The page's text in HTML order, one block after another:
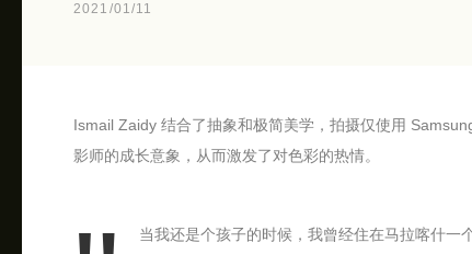
2021/01/11
Ismail Zaidy 结合了抽象和极简美学，拍摄仅使用
影师的成长意象，从而激发了对色彩的热情。
当我还是个孩子的时候，我曾经住在马拉喀什